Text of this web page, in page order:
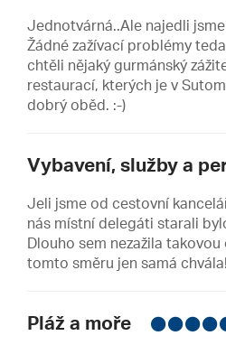
Jednotvárná..Ale najedli
Žádné zažívací problémy
chtěli nějaký gurmánský
restaurací, kterých je v
dobrý oběd. :-)
Vybavení, služby a
Jeli jsme od cestovní
nás místní delegáti starali
Dlouho sem nezažila
tomto směru jen samá
Pláž a moře